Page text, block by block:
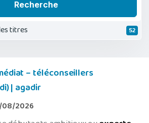
Recherche
titres 52
– téléconseillers
| agadir
2026